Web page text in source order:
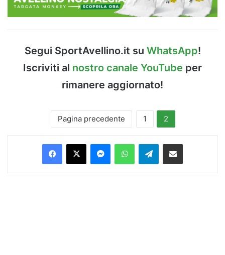
Segui SportAvellino.it su WhatsApp!
Iscriviti al nostro canale YouTube per
rimanere aggiornato!
Pagina precedente 1 2
Facebook
X MessengerWhatsAppTelegramCondividi via Email